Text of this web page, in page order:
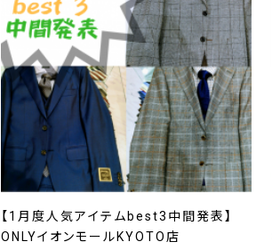
【1月度人気アイテムbest3中間発表】
ONLYイオンモールKYOTO店